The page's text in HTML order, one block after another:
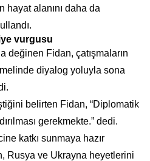
hayat alanını daha da
vurgusu
değinen Fidan, çatışmaların
diyalog yoluyla sona
belirten Fidan, “Diplomatik
gerekmekte.” dedi.
katkı sunmaya hazır
Rusya ve Ukrayna heyetlerini